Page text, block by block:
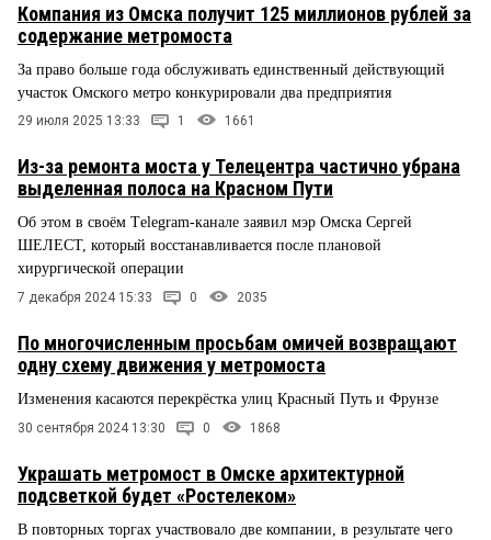
Компания из Омска получит 125 миллионов рублей за
содержание метромоста
За право больше года обслуживать единственный действующий
участок Омского метро конкурировали два предприятия
29 июля 2025 13:33 1 1661
Из-за ремонта моста у Телецентра частично убрана
выделенная полоса на Красном Пути
Об этом в своём Тelegram-канале заявил мэр Омска Сергей
ШЕЛЕСТ, который восстанавливается после плановой
хирургической операции
7 декабря 2024 15:33 0 2035
По многочисленным просьбам омичей возвращают
одну схему движения у метромоста
Изменения касаются перекрёстка улиц Красный Путь и Фрунзе
30 сентября 2024 13:30 0 1868
Украшать метромост в Омске архитектурной
подсветкой будет «Ростелеком»
В повторных торгах участвовало две компании, в результате чего